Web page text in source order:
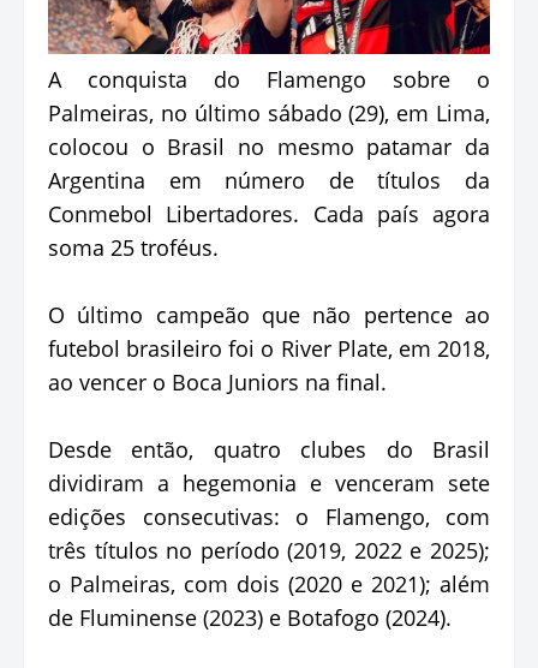
A conquista do Flamengo sobre o
Palmeiras, no último sábado (29), em Lima,
colocou o Brasil no mesmo patamar da
Argentina em número de títulos da
Conmebol Libertadores. Cada país agora
soma 25 troféus.
O último campeão que não pertence ao
futebol brasileiro foi o River Plate, em 2018,
ao vencer o Boca Juniors na final.
Desde então, quatro clubes do Brasil
dividiram a hegemonia e venceram sete
edições consecutivas: o Flamengo, com
três títulos no período (2019, 2022 e 2025);
o Palmeiras, com dois (2020 e 2021); além
de Fluminense (2023) e Botafogo (2024).